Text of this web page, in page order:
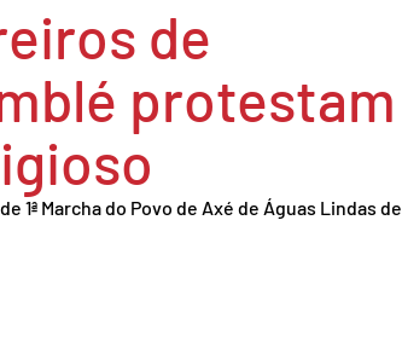
de
protestam
1ª Marcha do Povo de Axé de Águas Lindas de